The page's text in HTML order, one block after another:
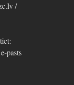
/
pasts